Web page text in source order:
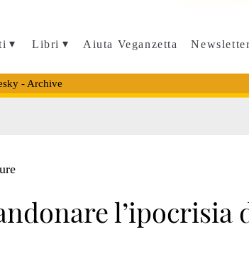
Libri Aiuta Veganzetta
- Archive
l’ipocrisia